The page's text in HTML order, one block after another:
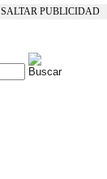
SALTAR PUBLICIDAD